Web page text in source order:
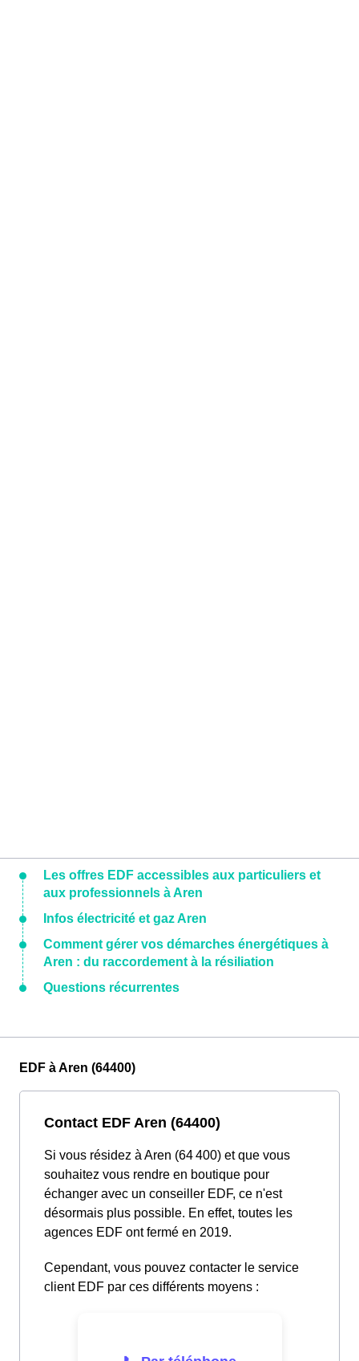
Les offres EDF accessibles aux particuliers et
aux professionnels à Aren
Infos électricité et gaz Aren
Comment gérer vos démarches énergétiques à
Aren : du raccordement à la résiliation
Questions récurrentes
EDF à Aren (64400)
Contact EDF Aren (64400)
Si vous résidez à Aren (64 400) et que vous
souhaitez vous rendre en boutique pour
échanger avec un conseiller EDF, ce n'est
désormais plus possible. En effet, toutes les
agences EDF ont fermé en 2019.
Cependant, vous pouvez contacter le service
client EDF par ces différents moyens :